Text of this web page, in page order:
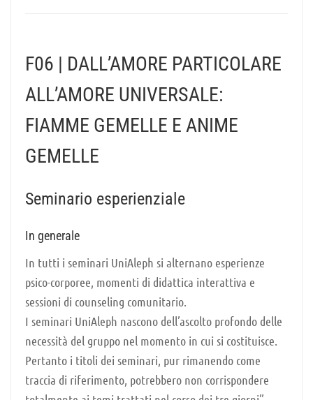
F06 | DALL’AMORE PARTICOLARE
ALL’AMORE UNIVERSALE:
FIAMME GEMELLE E ANIME
GEMELLE
Seminario esperienziale
In generale
In tutti i seminari UniAleph si alternano esperienze
psico-corporee, momenti di didattica interattiva e
sessioni di counseling comunitario.
I seminari UniAleph nascono dell’ascolto profondo delle
necessità del gruppo nel momento in cui si costituisce.
Pertanto i titoli dei seminari, pur rimanendo come
traccia di riferimento, potrebbero non corrispondere